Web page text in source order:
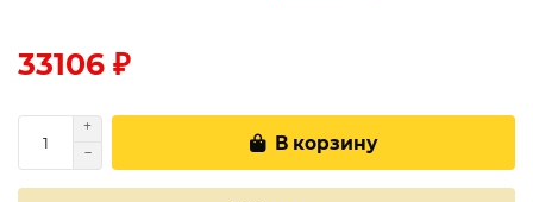
33106 ₽
В корзину